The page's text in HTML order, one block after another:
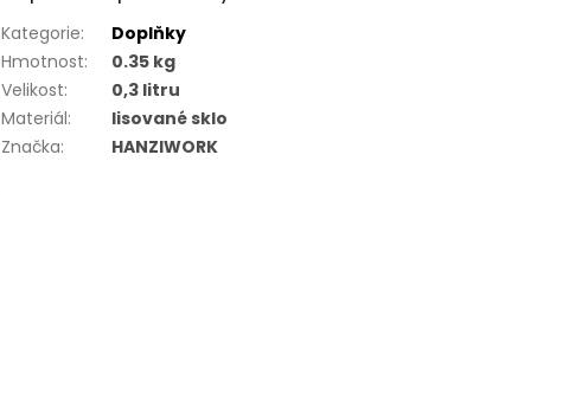
Kategorie:
Doplňky
Hmotnost:
0.35 kg
Velikost:
0,3 litru
Materiál:
lisované sklo
Značka: HANZIWORK